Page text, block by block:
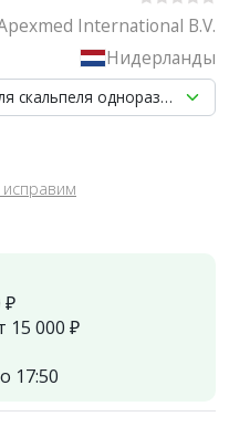
International B.V.
Нидерланды
скальпеля одноразовые
₽
15 000 ₽
17:50